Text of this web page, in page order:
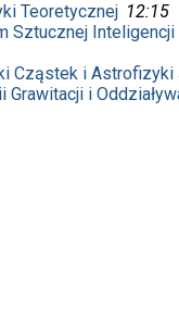
Teoretycznej 12:15
Sztucznej
Cząstek i
Grawitacji i